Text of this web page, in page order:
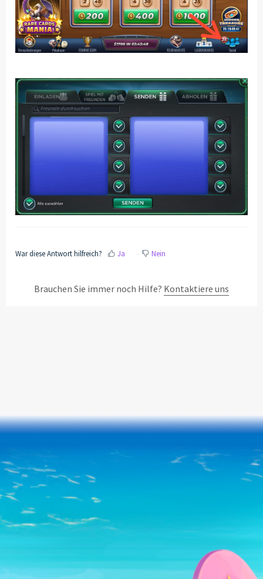
War diese Antwort hilfreich? Ja Nein
Brauchen Sie immer noch Hilfe? Kontaktiere uns